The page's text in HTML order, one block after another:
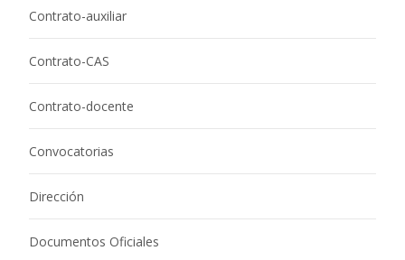
Contrato-auxiliar
Contrato-CAS
Contrato-docente
Convocatorias
Dirección
Documentos Oficiales